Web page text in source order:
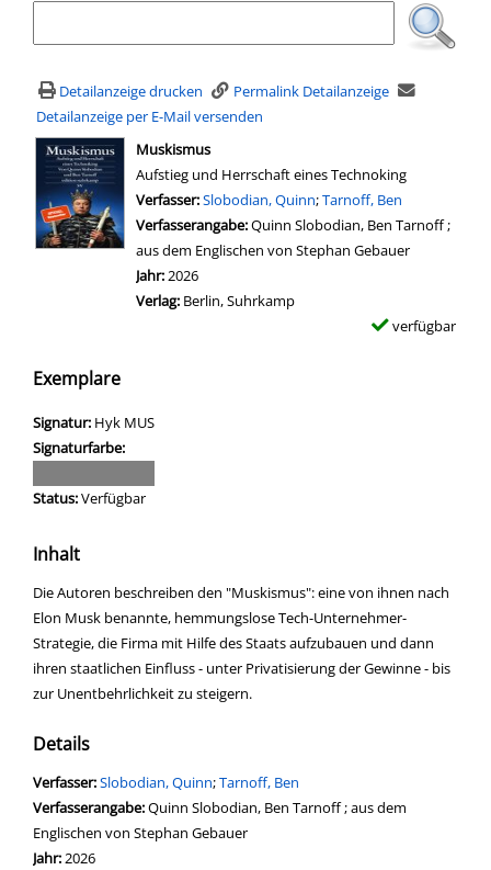
Detailanzeige drucken
Permalink Detailanzeige
Detailanzeige per E-Mail versenden
wird in neuem Tab geöffnet
Muskismus
Aufstieg und Herrschaft eines Technoking
Verfasser:Suche nach diesem Verfasser
Slobodian, Quinn;Tarnoff, Ben
Verfasserangabe:Quinn Slobodian, Ben Tarnoff ;
aus dem Englischen von Stephan Gebauer
Jahr:2026
Verlag: Berlin, Suhrkamp
verfügbar
Exemplare
Signatur: Hyk MUS
Signaturfarbe:
Status:Verfügbar
Inhalt
Die Autoren beschreiben den "Muskismus": eine von ihnen nach
Elon Musk benannte, hemmungslose Tech-Unternehmer-
Strategie, die Firma mit Hilfe des Staats aufzubauen und dann
ihren staatlichen Einfluss - unter Privatisierung der Gewinne - bis
zur Unentbehrlichkeit zu steigern.
Details
Verfasser:Suche nach diesem Verfasser
Slobodian, Quinn;Tarnoff, Ben
Verfasserangabe:Quinn Slobodian, Ben Tarnoff ; aus dem
Englischen von Stephan Gebauer
Jahr:2026